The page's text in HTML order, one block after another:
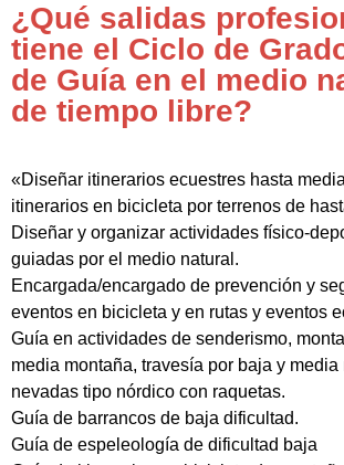
¿Qué salidas
tiene el Ciclo de
de Guía en el medio
de tiempo libre?
«Diseñar itinerarios ecuestres hasta
itinerarios en bicicleta por terrenos de
Diseñar y organizar actividades físico-
guiadas por el medio natural.
Encargada/encargado de prevención y
eventos en bicicleta y en rutas y eventos
Guía en actividades de senderismo,
media montaña, travesía por baja y media
nevadas tipo nórdico con raquetas.
Guía de barrancos de baja dificultad.
Guía de espeleología de dificultad baja